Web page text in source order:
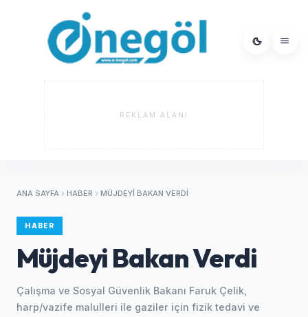
REKLAM ALANI
ANA SAYFA HABER MÜJDEYI BAKAN VERDI
HABER
Müjdeyi Bakan Verdi
Çalışma ve Sosyal Güvenlik Bakanı Faruk Çelik,
harp/vazife malulleri ile gaziler için fizik tedavi ve